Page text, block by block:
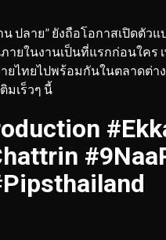
ปลาย” ยังถือโอกาสเปิดตัวแ
ยในงานเป็นที่แรกก่อนใคร
ยไทยไปพร้อมกันในตลาดต่า
มเร็วๆ นี้